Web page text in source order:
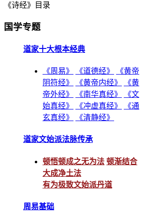
《诗经》目录
国学专题
道家十大根本经典
《周易》 《道德经》
《黄帝
阴符经》
《黄帝内经》
《黄
帝外经》
《南华真经》
《文
始真经》
《冲虚真经》
《通
玄真经》
《清静经》
道家文始派法脉传承
顿悟顿成之无为法 顿渐结合
大成净土法
有为极致文始派丹道
周易基础